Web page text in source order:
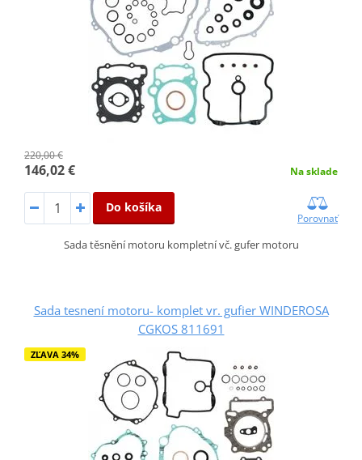
220,00 €
146,02 € Na sklade
Do košíka
Porovnať
Sada těsnění motoru kompletní vč. gufer motoru
Sada tesnení motoru- komplet vr. gufier WINDEROSA
CGKOS 811691
ZĽAVA 34%